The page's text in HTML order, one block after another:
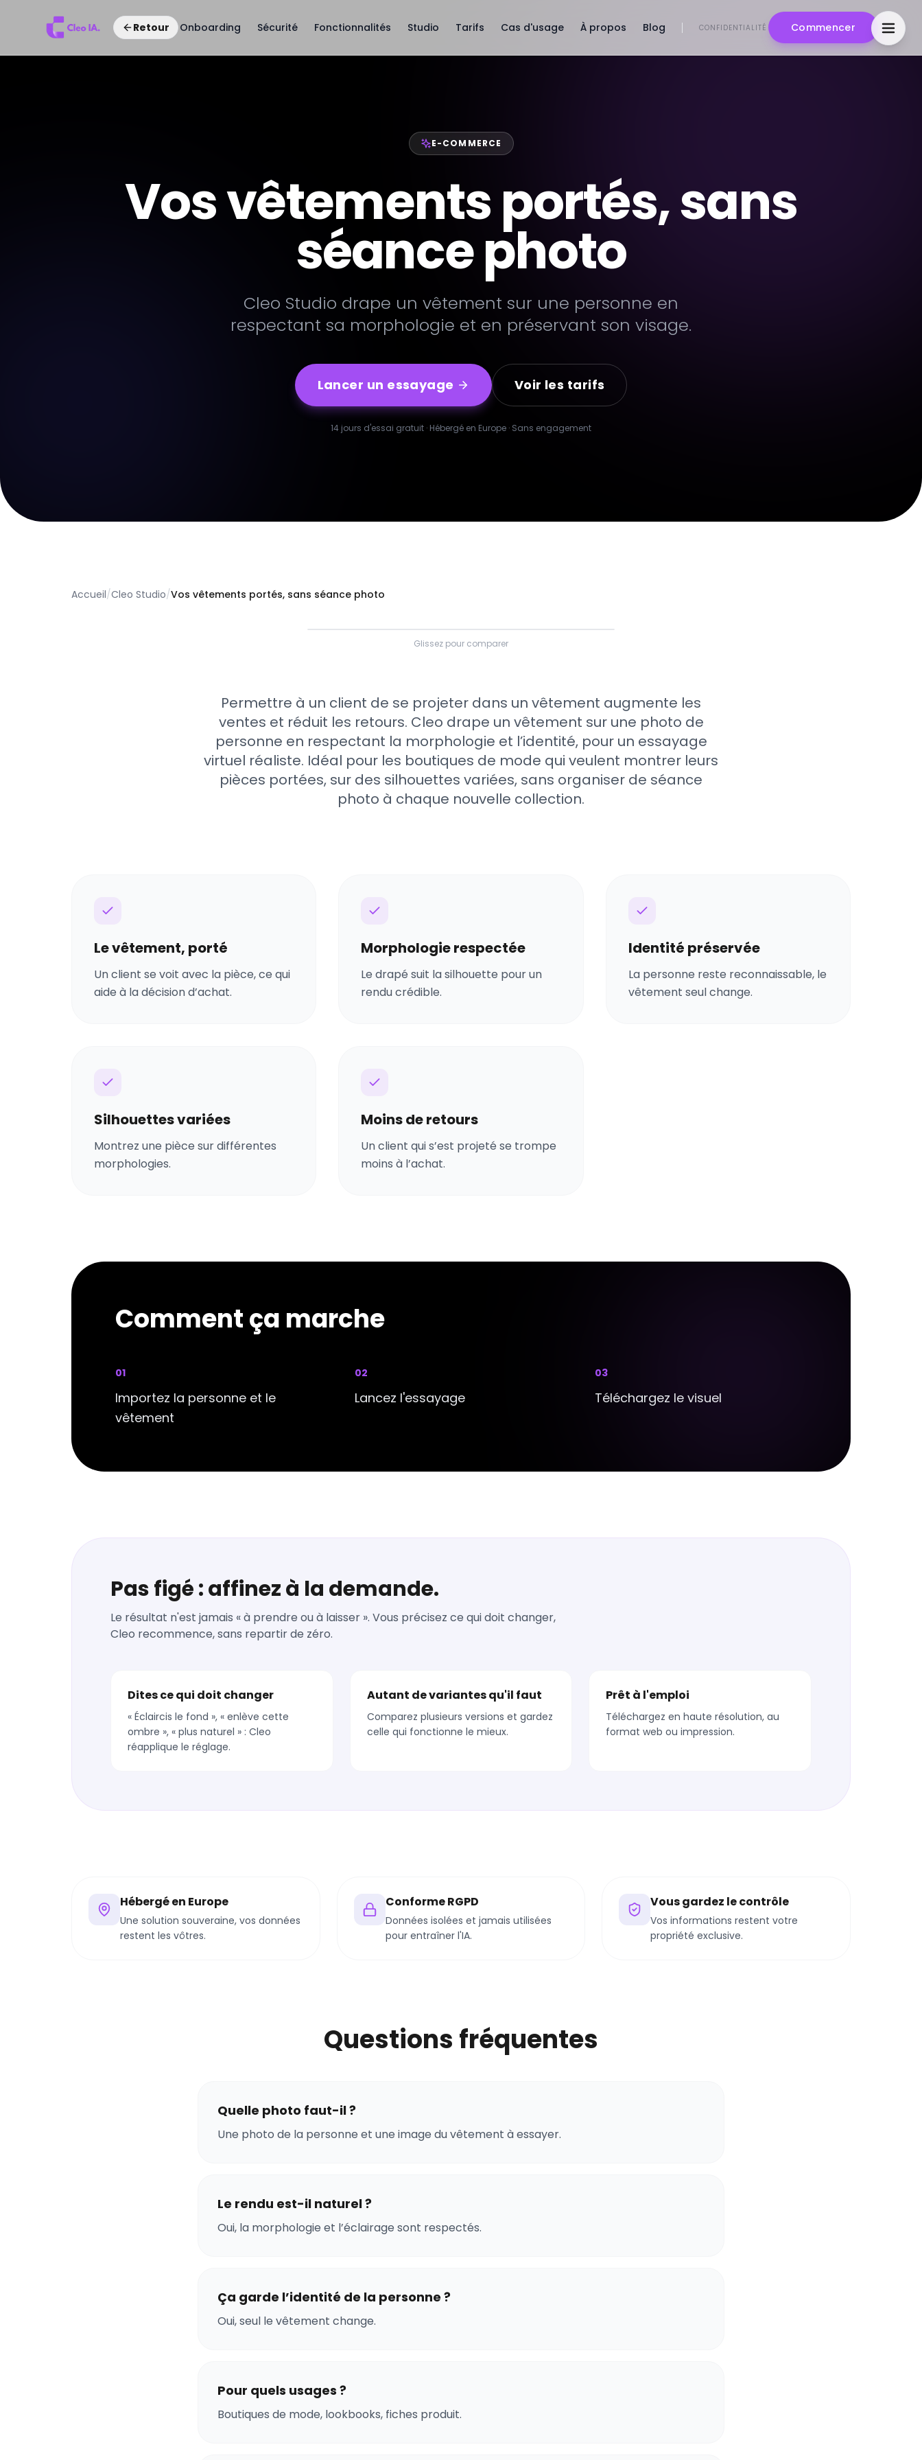
Retour Onboarding Sécurité Fonctionnalités Studio Tarifs Cas d'usage À propos Blog CONFIDENTIALITÉ Commencer
E-COMMERCE
Vos vêtements portés, sans
séance photo
Cleo Studio drape un vêtement sur une personne en
respectant sa morphologie et en préservant son visage.
Lancer un essayage Voir les tarifs
14 jours d'essai gratuit · Hébergé en Europe · Sans engagement
Accueil/Cleo Studio/Vos vêtements portés, sans séance photo
Glissez pour comparer
Permettre à un client de se projeter dans un vêtement augmente les
ventes et réduit les retours. Cleo drape un vêtement sur une photo de
personne en respectant la morphologie et l’identité, pour un essayage
virtuel réaliste. Idéal pour les boutiques de mode qui veulent montrer leurs
pièces portées, sur des silhouettes variées, sans organiser de séance
photo à chaque nouvelle collection.
Le vêtement, porté
Un client se voit avec la pièce, ce qui
aide à la décision d’achat.
Morphologie respectée
Le drapé suit la silhouette pour un
rendu crédible.
Identité préservée
La personne reste reconnaissable, le
vêtement seul change.
Silhouettes variées
Montrez une pièce sur différentes
morphologies.
Moins de retours
Un client qui s’est projeté se trompe
moins à l’achat.
Comment ça marche
01
Importez la personne et le
vêtement
02
Lancez l'essayage
03
Téléchargez le visuel
Pas figé : affinez à la demande.
Le résultat n'est jamais « à prendre ou à laisser ». Vous précisez ce qui doit changer,
Cleo recommence, sans repartir de zéro.
Dites ce qui doit changer
« Éclaircis le fond », « enlève cette
ombre », « plus naturel » : Cleo
réapplique le réglage.
Autant de variantes qu'il faut
Comparez plusieurs versions et gardez
celle qui fonctionne le mieux.
Prêt à l'emploi
Téléchargez en haute résolution, au
format web ou impression.
Hébergé en Europe
Une solution souveraine, vos données
restent les vôtres.
Conforme RGPD
Données isolées et jamais utilisées
pour entraîner l'IA.
Vous gardez le contrôle
Vos informations restent votre
propriété exclusive.
Questions fréquentes
Quelle photo faut-il ?
Une photo de la personne et une image du vêtement à essayer.
Le rendu est-il naturel ?
Oui, la morphologie et l’éclairage sont respectés.
Ça garde l’identité de la personne ?
Oui, seul le vêtement change.
Pour quels usages ?
Boutiques de mode, lookbooks, fiches produit.